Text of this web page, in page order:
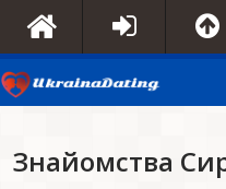
Знайомства